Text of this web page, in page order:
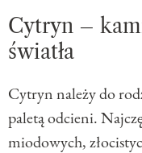
Cytryn –
światła
Cytryn należy do
paletą odcieni.
miodowych,